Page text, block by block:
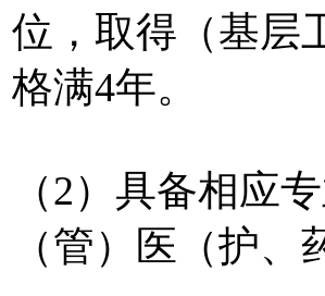
位，取得（基层
格满4年。
（2）具备相应
（管）医（护